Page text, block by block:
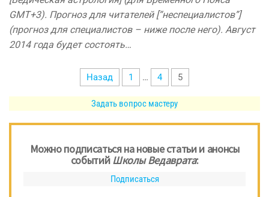
GMT+3). Прогноз для читателей [“неспециалистов”]
(прогноз для специалистов – ниже после него). Август
2014 года будет состоять…
Пагинация
записей
Назад 1 … 4 5
Задать вопрос мастеру
Можно подписаться на новые статьи и анонсы
событийШколы Ведаврата:
Подписаться